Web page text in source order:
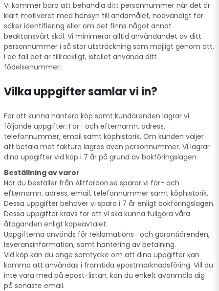
Vi kommer bara att behandla ditt personnummer när det är
klart motiverat med hänsyn till ändamålet, nödvändigt för
säker identifiering eller om det finns något annat
beaktansvärt skäl. Vi minimerar alltid användandet av ditt
personnummer i så stor utsträckning som möjligt genom att,
i de fall det är tillräckligt, istället använda ditt
födelsenummer.
Vilka uppgifter samlar vi in?
För att kunna hantera köp samt kundärenden lagrar vi
följande uppgifter; För- och efternamn, adress,
telefonnummer, email samt köphistorik. Om kunden väljer
att betala mot faktura lagras även personnummer. Vi lagrar
dina uppgifter vid köp i 7 år på grund av bokföringslagen.
Beställning av varor
När du beställer från Alltfordon.se sparar vi för- och
efternamn, adress, email, telefonnummer samt köphistorik.
Dessa uppgifter behöver vi spara i 7 år enligt bokföringslagen.
Dessa uppgifter krävs för att vi ska kunna fullgöra våra
åtaganden enligt köpeavtalet.
Uppgifterna används för reklamations- och garantiärenden,
leveransinformation, samt hantering av betalning.
Vid köp kan du ange samtycke om att dina uppgifter kan
komma att användas i framtida epostmarknadsföring. Vill du
inte vara med på epost-listan, kan du enkelt avanmäla dig
på senaste email.